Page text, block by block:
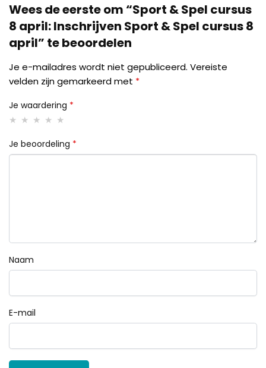
Wees de eerste om “Sport & Spel cursus
8 april: Inschrijven Sport & Spel cursus 8
april” te beoordelen
Je e-mailadres wordt niet gepubliceerd. Vereiste
velden zijn gemarkeerd met *
Je waardering *
Je beoordeling *
Naam
E-mail